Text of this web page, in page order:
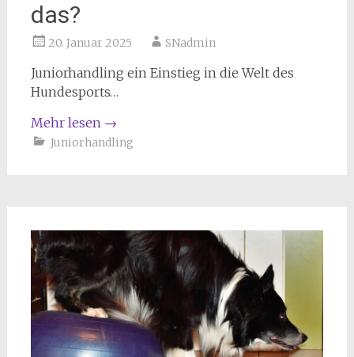
das?
20. Januar 2025 SNadmin
Juniorhandling ein Einstieg in die Welt des
Hundesports…
Mehr lesen →
Juniorhandling